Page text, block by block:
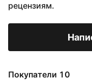
рецензиям.
Покупатели 10